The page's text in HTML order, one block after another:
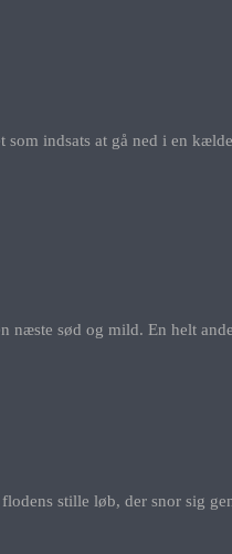
indsats at gå ned i en
næste sød og mild. En helt
stille løb, der snor sig